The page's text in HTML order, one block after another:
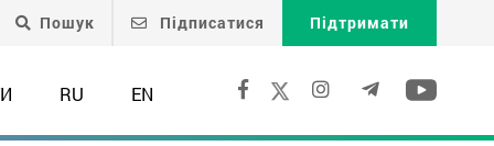
Пошук Підписатися Підтримати
RU EN